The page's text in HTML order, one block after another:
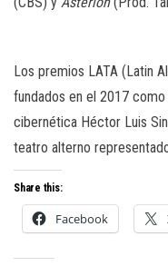
Los premios LATA (Latin
fundados en el 2017
cibernética Héctor Luis
teatro alterno
Share this:
Facebook